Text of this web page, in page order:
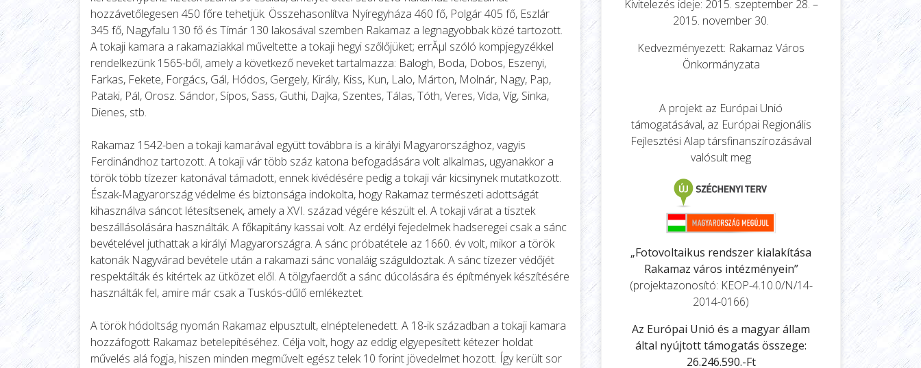
hozzávetőlegesen 450 főre tehetjük. Összehasonlítva Nyíregyháza 460 fő, Polgár 405 fő, Eszlár
345 fő, Nagyfalu 130 fő és Tímár 130 lakosával szemben Rakamaz a legnagyobbak közé tartozott.
A tokaji kamara a rakamaziakkal műveltette a tokaji hegyi szőlőjüket; errĂµl szóló kompjegyzékkel
rendelkezünk 1565-ből, amely a következő neveket tartalmazza: Balogh, Boda, Dobos, Eszenyi,
Farkas, Fekete, Forgács, Gál, Hódos, Gergely, Király, Kiss, Kun, Lalo, Márton, Molnár, Nagy, Pap,
Pataki, Pál, Orosz. Sándor, Sípos, Sass, Guthi, Dajka, Szentes, Tálas, Tóth, Veres, Vida, Víg, Sinka,
Dienes, stb.
Rakamaz 1542-ben a tokaji kamarával együtt továbbra is a királyi Magyarországhoz, vagyis
Ferdinándhoz tartozott. A tokaji vár több száz katona befogadására volt alkalmas, ugyanakkor a
török több tízezer katonával támadott, ennek kivédésére pedig a tokaji vár kicsinynek mutatkozott.
Észak-Magyarország védelme és biztonsága indokolta, hogy Rakamaz természeti adottságát
kihasználva sáncot létesítsenek, amely a XVI. század végére készült el. A tokaji várat a tisztek
beszállásolására használták. A főkapitány kassai volt. Az erdélyi fejedelmek hadseregei csak a sánc
bevételével juthattak a királyi Magyarországra. A sánc próbatétele az 1660. év volt, mikor a török
katonák Nagyvárad bevétele után a rakamazi sánc vonaláig száguldoztak. A sánc tízezer védőjét
respektálták és kitértek az ütközet elől. A tölgyfaerdőt a sánc dúcolására és építmények készítésére
használták fel, amire már csak a Tuskós-dűlő emlékeztet.
A török hódoltság nyomán Rakamaz elpusztult, elnéptelenedett. A 18-ik században a tokaji kamara
hozzáfogott Rakamaz betelepítéséhez. Célja volt, hogy az eddig elgyepesített kétezer holdat
művelés alá fogja, hiszen minden megművelt egész telek 10 forint jövedelmet hozott. Így került sor
Kivitelezés ideje: 2015. szeptember 28. –
2015. november 30.
Kedvezményezett: Rakamaz Város
Önkormányzata
A projekt az Európai Unió
támogatásával, az Európai Regionális
Fejlesztési Alap társfinanszírozásával
valósult meg
„Fotovoltaikus rendszer kialakítása
Rakamaz város intézményein”
(projektazonosító: KEOP-4.10.0/N/14-
2014-0166)
Az Európai Unió és a magyar állam
által nyújtott támogatás összege:
26.246.590.-Ft